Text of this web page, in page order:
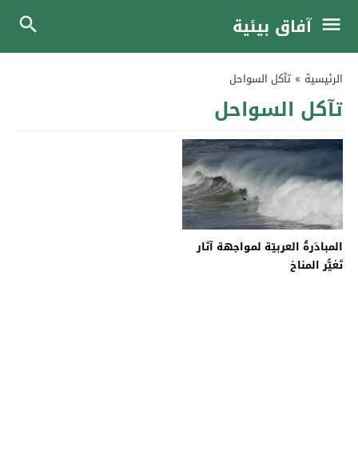
آفاق بيئية
الرئيسية » تآكل السواحل
تآكل السواحل
المبادَرةُ العربيّة لمواجهة آثار
تَغيُّر المناخ